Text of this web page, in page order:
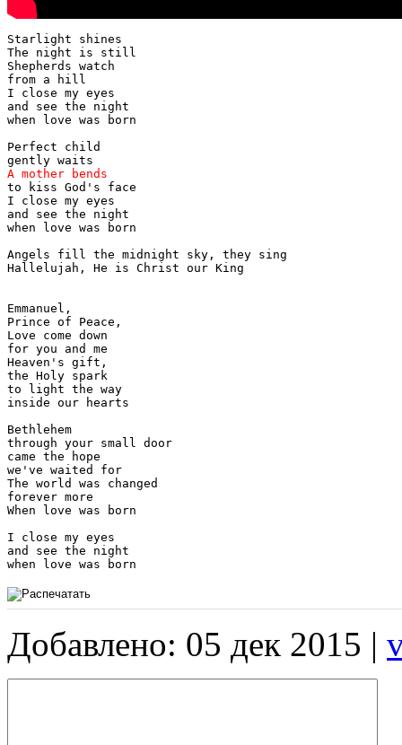
Starlight shines
The night is still
Shepherds watch
from a hill
I close my eyes
and see the night
when love was born
Perfect child
to kiss God's face
I close my eyes
and see the night
when love was born
Angels fill the midnight sky, they sing
Hallelujah, He is Christ our King
Emmanuel,
Prince of Peace,
Love come down
for you and me
Heaven's gift,
the Holy spark
to light the way
inside our hearts
Bethlehem
through your small door
came the hope
we've waited for
The world was changed
forever more
When love was born
I close my eyes
and see the night
Добавлено: 05 дек 2015 |